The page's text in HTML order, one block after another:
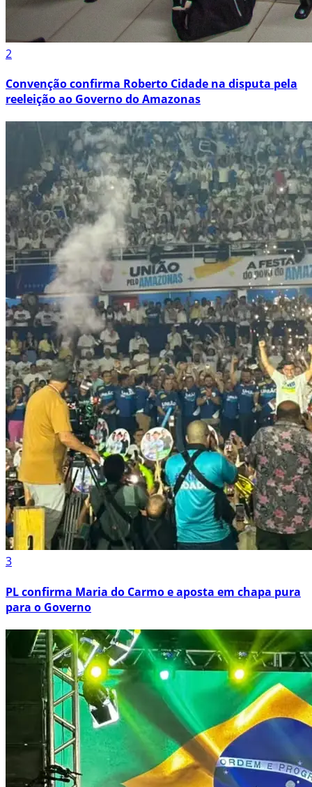
2
Convenção confirma Roberto Cidade na disputa pela
reeleição ao Governo do Amazonas
3
PL confirma Maria do Carmo e aposta em chapa pura
para o Governo